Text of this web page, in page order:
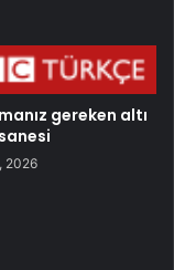
gereken altı
2026